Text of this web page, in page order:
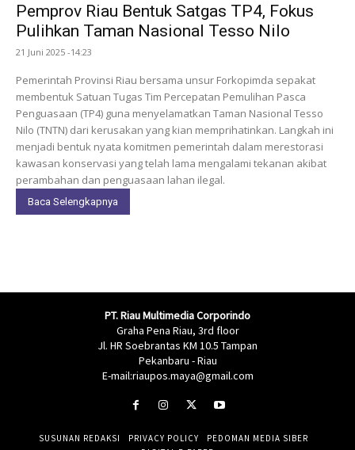
Pemprov Riau Bentuk Satgas TP4, Fokus
Pulihkan Taman Nasional Tesso Nilo
21 Juni 2025 -14:23
Pemerintah Provinsi Riau bersama unsur Forkopimda sepakat
membentuk Satuan Tugas Tim Percepatan Pemulihan Pasca
Penguasaan (TP4) guna menyelamatkan Taman Nasional Tesso
Nilo (TNTN) dari kerusakan yang kian memprihatinkan. Langkah ini
menjadi bentuk nyata komitmen pemerintah dalam merestorasi
kawasan konservasi yang telah lama mengalami tekanan akibat
perambahan dan penguasaan lahan ilegal.
Baca Selengkapnya
PT. Riau Multimedia Corporindo
Graha Pena Riau, 3rd floor
Jl. HR Soebrantas KM 10.5 Tampan
Pekanbaru - Riau
E-mail:riaupos.maya@gmail.com
SUSUNAN REDAKSI PRIVACY POLICY
PEDOMAN MEDIA SIBER